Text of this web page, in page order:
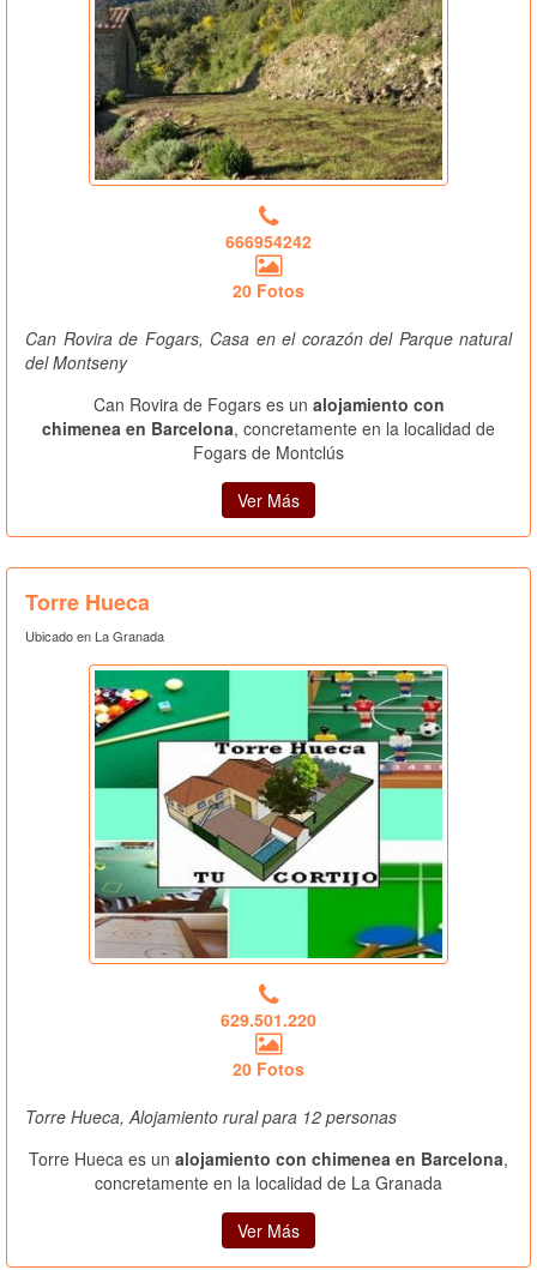
666954242
20 Fotos
Can Rovira de Fogars, Casa en el corazón del Parque natural
del Montseny
Can Rovira de Fogars es un alojamiento con
chimenea en Barcelona, concretamente en la localidad de
Fogars de Montclús
Ver Más
Torre Hueca
Ubicado en La Granada
629.501.220
20 Fotos
Torre Hueca, Alojamiento rural para 12 personas
Torre Hueca es un alojamiento con chimenea en Barcelona,
concretamente en la localidad de La Granada
Ver Más